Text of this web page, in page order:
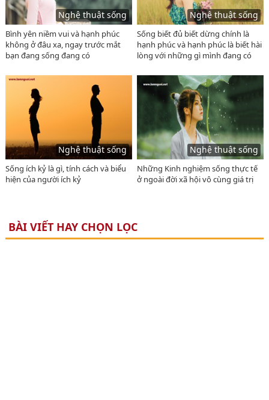
Nghệ thuật sống
Bình yên niềm vui và hạnh phúc
không ở đâu xa, ngay trước mắt
bạn đang sống đang có
Nghệ thuật sống
Sống biết đủ biết dừng chính là
hạnh phúc và hạnh phúc là biết hài
lòng với những gì mình đang có
Nghệ thuật sống
Sống ích kỷ là gì, tính cách và biểu
hiện của người ích kỷ
Nghệ thuật sống
Những Kinh nghiệm sống thực tế
ở ngoài đời xã hội vô cùng giá trị
BÀI VIẾT HAY CHỌN LỌC